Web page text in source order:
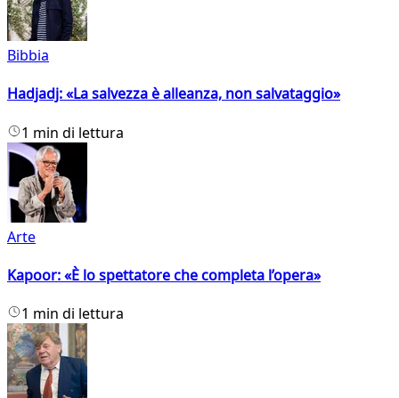
Bibbia
Hadjadj: «La salvezza è alleanza, non salvataggio»
1 min di lettura
Arte
Kapoor: «È lo spettatore che completa l’opera»
1 min di lettura